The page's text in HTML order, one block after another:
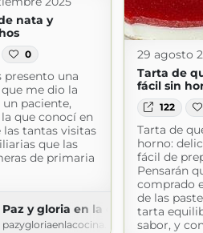
nata y
0
presento una
me dio la
un paciente,
la que conocí en
las tantas visitas
que las
de primaria
Paz y gloria en la cocina
pazygloriaenlacocina.blogspot.com
29 agosto
Tarta de
fácil sin
122
Tarta de
horno:
fácil de
Pensarán
comprado
de las
tarta
sabor, y